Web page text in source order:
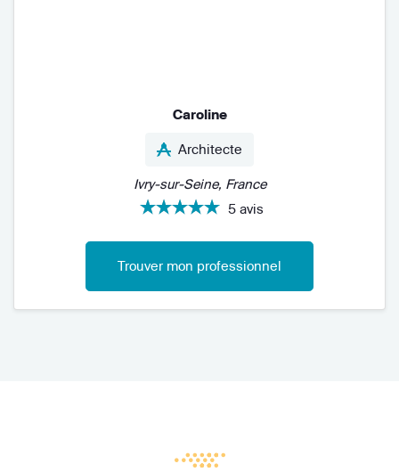
Caroline
Architecte
Ivry-sur-Seine, France
5 avis
Trouver mon professionnel